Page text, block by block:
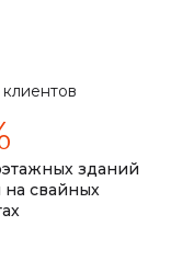
в договорезданий
на свайных